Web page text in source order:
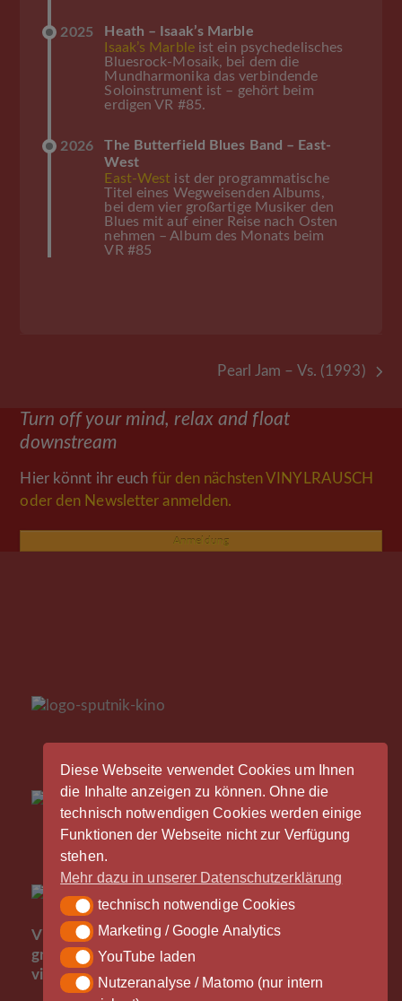
Diese Webseite verwendet Cookies um Ihnen
die Inhalte anzeigen zu können. Ohne die
technisch notwendigen Cookies werden einige
Funktionen der Webseite nicht zur Verfügung
stehen.
Mehr dazu in unserer Datenschutzerklärung
technisch notwendige Cookies
technisch notwendige Cookies
Marketing / Google Analytics
Marketing / Google Analytics
YouTube laden
YouTube laden
Nutzeranalyse / Matomo (nur intern gespeichert)
Nutzeranalyse / Matomo (nur intern
2025
Heath – Isaak’s Marble
Isaak’s Marbleist ein psychedelisches
Bluesrock-Mosaik, bei dem die
Mundharmonika das verbindende
Soloinstrument ist – gehört beim
erdigen VR #85.
2026
The Butterfield Blues Band – East-
West
East-West ist der programmatische
Titel eines Wegweisenden Albums,
bei dem vier großartige Musiker den
Blues mit auf einer Reise nach Osten
nehmen – Album des Monats beim
VR #85
Nächster
Pearl Jam – Vs. (1993)
Turn off your mind, relax and float
downstream
Hier könnt ihr euchfür den nächsten VINYLRAUSCH
oder den Newsletter anmelden.
Anmeldung
Vinylrausch wäre nicht möglich ohne die
großzügige Unterstützung durch unsere Partner -
vielen Dank!